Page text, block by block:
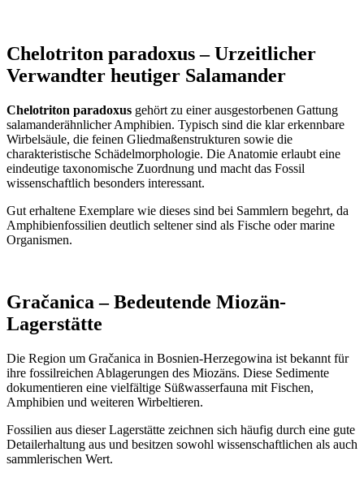
Chelotriton paradoxus – Urzeitlicher
Verwandter heutiger Salamander
Chelotriton paradoxus gehört zu einer ausgestorbenen Gattung
salamanderähnlicher Amphibien. Typisch sind die klar erkennbare
Wirbelsäule, die feinen Gliedmaßenstrukturen sowie die
charakteristische Schädelmorphologie. Die Anatomie erlaubt eine
eindeutige taxonomische Zuordnung und macht das Fossil
wissenschaftlich besonders interessant.
Gut erhaltene Exemplare wie dieses sind bei Sammlern begehrt, da
Amphibienfossilien deutlich seltener sind als Fische oder marine
Organismen.
Gračanica – Bedeutende Miozän-
Lagerstätte
Die Region um Gračanica in Bosnien-Herzegowina ist bekannt für
ihre fossilreichen Ablagerungen des Miozäns. Diese Sedimente
dokumentieren eine vielfältige Süßwasserfauna mit Fischen,
Amphibien und weiteren Wirbeltieren.
Fossilien aus dieser Lagerstätte zeichnen sich häufig durch eine gute
Detailerhaltung aus und besitzen sowohl wissenschaftlichen als auch
sammlerischen Wert.